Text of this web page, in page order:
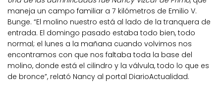
maneja un campo familiar a 7 kilómetros de Emilio V.
Bunge. “El molino nuestro está al lado de la tranquera de
entrada. El domingo pasado estaba todo bien, todo
normal; el lunes a la mañana cuando volvimos nos
encontramos con que nos faltaba toda la base del
molino, donde está el cilindro y la válvula, todo lo que es
de bronce”, relató Nancy al portal DiarioActualidad.